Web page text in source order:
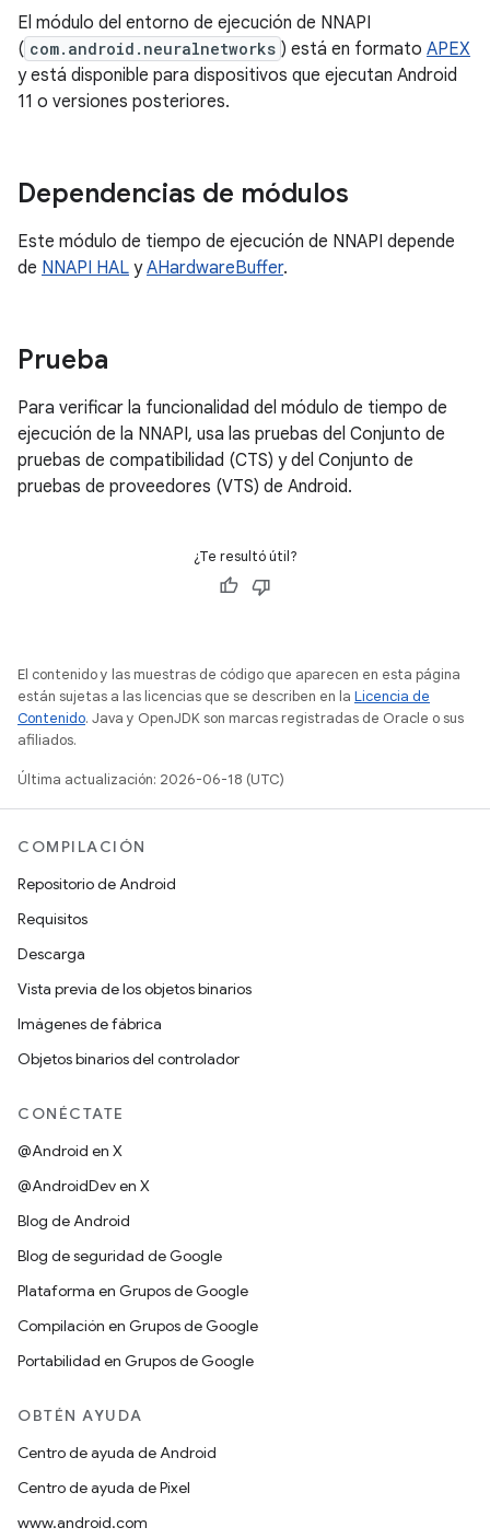
El módulo del entorno de ejecución de NNAPI
( com.android.neuralnetworks ) está en formato APEX
y está disponible para dispositivos que ejecutan Android
11 o versiones posteriores.
Dependencias de módulos
Este módulo de tiempo de ejecución de NNAPI depende
de NNAPI HAL yAHardwareBuffer.
Prueba
Para verificar la funcionalidad del módulo de tiempo de
ejecución de la NNAPI, usa las pruebas del Conjunto de
pruebas de compatibilidad (CTS) y del Conjunto de
pruebas de proveedores (VTS) de Android.
¿Te resultó útil?
El contenido y las muestras de código que aparecen en esta página
están sujetas a las licencias que se describen en la Licencia de
Contenido. Java y OpenJDK son marcas registradas de Oracle o sus
afiliados.
Última actualización: 2026-06-18 (UTC)
COMPILACIÓN
Repositorio de Android
Requisitos
Descarga
Vista previa de los objetos binarios
Imágenes de fábrica
Objetos binarios del controlador
CONÉCTATE
@Android en X
@AndroidDev en X
Blog de Android
Blog de seguridad de Google
Plataforma en Grupos de Google
Compilación en Grupos de Google
Portabilidad en Grupos de Google
OBTÉN AYUDA
Centro de ayuda de Android
Centro de ayuda de Pixel
www.android.com